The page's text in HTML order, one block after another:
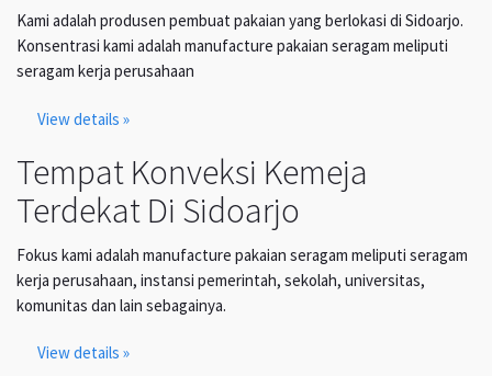
Kami adalah produsen pembuat pakaian yang berlokasi di Sidoarjo.
Konsentrasi kami adalah manufacture pakaian seragam meliputi
seragam kerja perusahaan
View details »
Tempat Konveksi Kemeja
Terdekat Di Sidoarjo
Fokus kami adalah manufacture pakaian seragam meliputi seragam
kerja perusahaan, instansi pemerintah, sekolah, universitas,
komunitas dan lain sebagainya.
View details »